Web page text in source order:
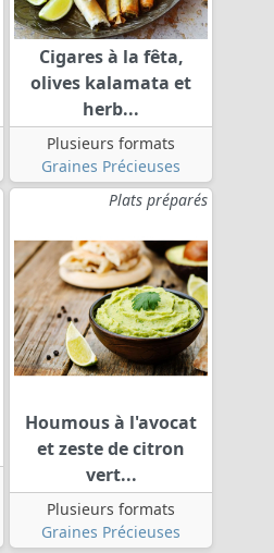
Cigares à la fêta,
olives kalamata et
herb...
Plusieurs formats
Graines Précieuses
Plats préparés
Houmous à l'avocat
et zeste de citron
vert...
Plusieurs formats
Graines Précieuses